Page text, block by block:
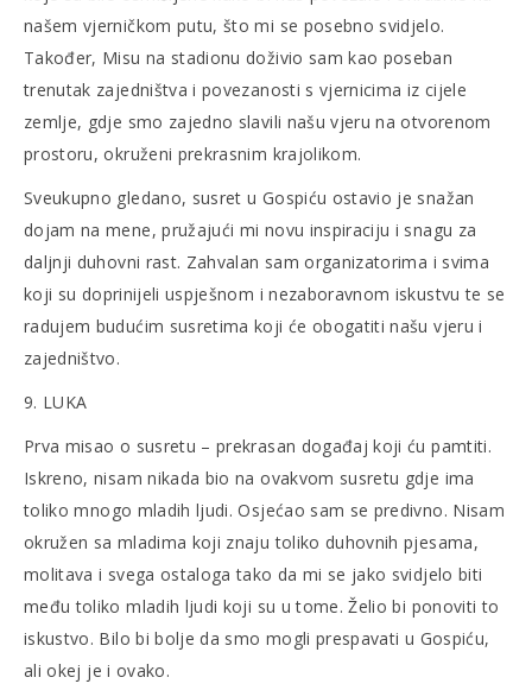
našem vjerničkom putu, što mi se posebno svidjelo.
Također, Misu na stadionu doživio sam kao poseban
trenutak zajedništva i povezanosti s vjernicima iz cijele
zemlje, gdje smo zajedno slavili našu vjeru na otvorenom
prostoru, okruženi prekrasnim krajolikom.
Sveukupno gledano, susret u Gospiću ostavio je snažan
dojam na mene, pružajući mi novu inspiraciju i snagu za
daljnji duhovni rast. Zahvalan sam organizatorima i svima
koji su doprinijeli uspješnom i nezaboravnom iskustvu te se
radujem budućim susretima koji će obogatiti našu vjeru i
zajedništvo.
9. LUKA
Prva misao o susretu – prekrasan događaj koji ću pamtiti.
Iskreno, nisam nikada bio na ovakvom susretu gdje ima
toliko mnogo mladih ljudi. Osjećao sam se predivno. Nisam
okružen sa mladima koji znaju toliko duhovnih pjesama,
molitava i svega ostaloga tako da mi se jako svidjelo biti
među toliko mladih ljudi koji su u tome. Želio bi ponoviti to
iskustvo. Bilo bi bolje da smo mogli prespavati u Gospiću,
ali okej je i ovako.